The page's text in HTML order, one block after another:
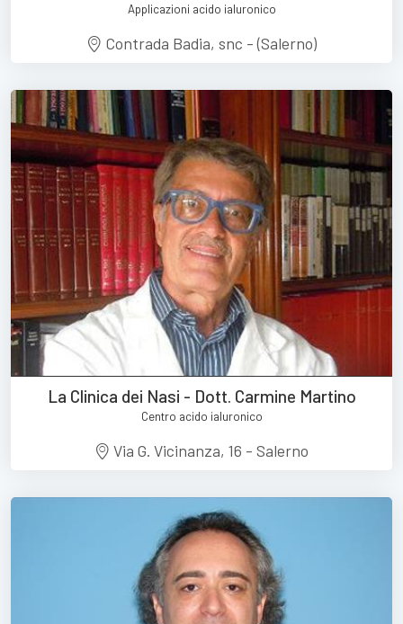
Applicazioni acido ialuronico
Contrada Badia, snc - (Salerno)
La Clinica dei Nasi - Dott. Carmine Martino
Centro acido ialuronico
Via G. Vicinanza, 16 - Salerno